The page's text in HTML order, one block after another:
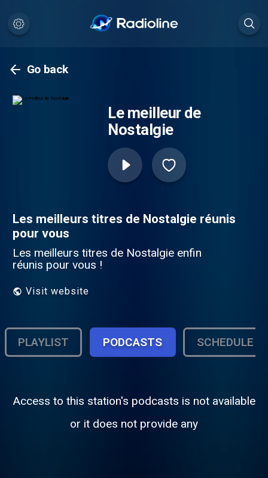
Go back
Le meilleur de
Nostalgie
Les meilleurs titres de Nostalgie réunis
pour vous
Les meilleurs titres de Nostalgie enfin
réunis pour vous !
Visit website
PLAYLIST PODCASTS SCHEDULE
Access to this station's podcasts is not available
or it does not provide any